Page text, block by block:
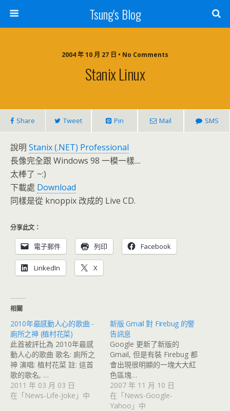
Tsung's Blog
2004 年 10 月 27 日 • No Comments
Stanix Linux
Share Tweet Pin Mail SMS
說明 Stanix (.NET) Professional
長像完全跟 Windows 98 一模一樣....
太棒了 ~:)
下載處 Download
同樣是從 knoppix 改成的 Live CD.
分享此文：
電子郵件 列印 Facebook
LinkedIn X
相關
2010年最感動人心的歌曲 -
廁所之神 (植村花菜)
此首被評比為 2010年最感
動人心的歌曲 歌名: 廁所之
神 演唱: 植村花菜 註: 這首
歌的歌名, …
2011 年 03 月 03 日
在「News-Life-Joke」中
新版 Gmail 對 Firebug 的警
告訊息
Google 更新了新版的
Gmail, 但是有裝 Firebug 都
會出現很明顯的一塊大大紅
色區塊…
2007 年 11 月 10 日
在「News-Google-
Yahoo」中